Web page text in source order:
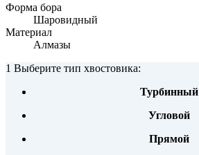
Форма бора
Шаровидный
Материал
Алмазы
1 Выберите тип хвостовика:
Турбинный
Угловой
Прямой